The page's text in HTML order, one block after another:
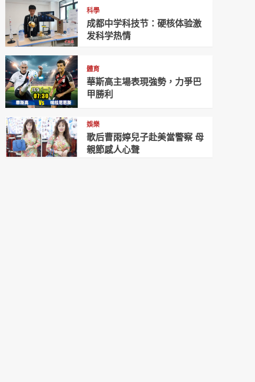
科學
成都中学科技节：硬核体验激
发科学热情
體育
華斯高主場表現強勢，力爭巴
甲勝利
娛樂
歌后曹雨婷兒子赴美當警察 母
親節感人心聲